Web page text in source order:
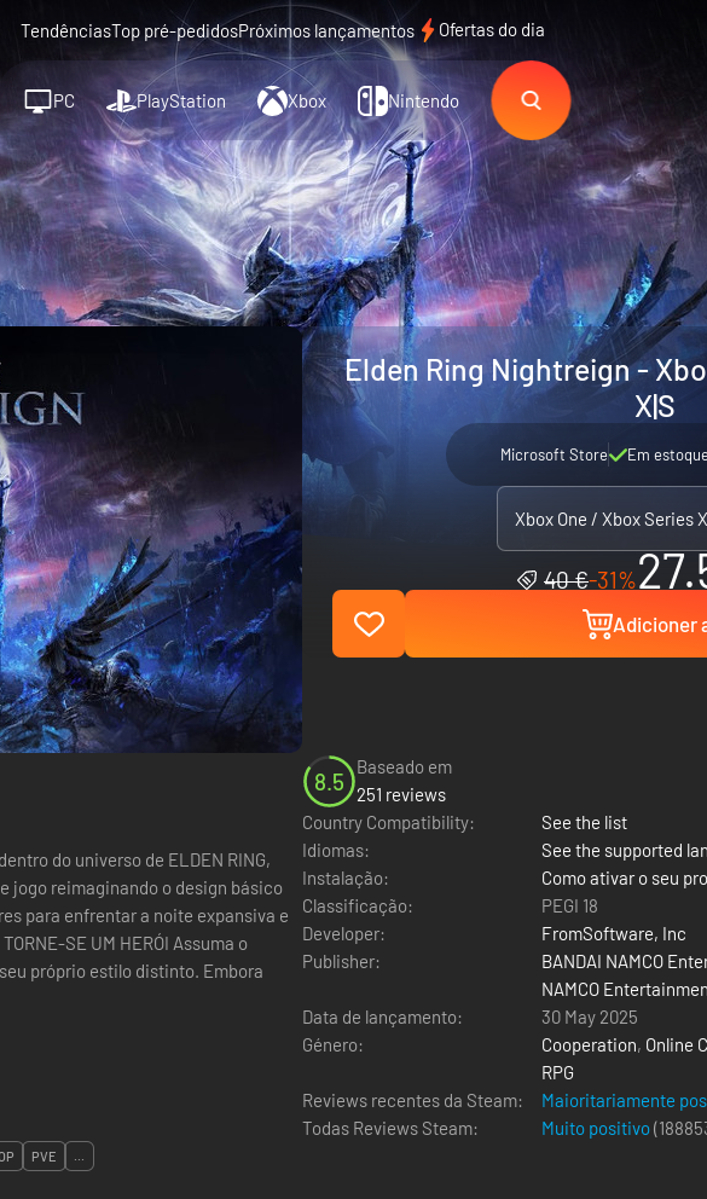
TendênciasTop pré-pedidosPróximos lançamentos Ofertas do dia
PC PlayStation Xbox Nintendo
Elden Ring Nightreign -
X|S
Microsoft Store Em
Xbox One / Xbox Series
40 €-31%
Adicioner
do universo de ELDEN RING,
jogo reimaginando o design básico
próprio estilo distinto. Embora
8.5
Baseado em
251 reviews
Country Compatibility:
See the list
Idiomas:
See the supported
Instalação:
Como ativar o seu
Classificação:
PEGI 18
Developer:
FromSoftware, Inc
Publisher:
BANDAI NAMCO
NAMCO
Data de lançamento:
30 May 2025
Género:
Cooperation, Online
RPG
Reviews recentes da Steam:
Maioritariamente
Todas Reviews Steam:
Muito positivo(
PVE ...